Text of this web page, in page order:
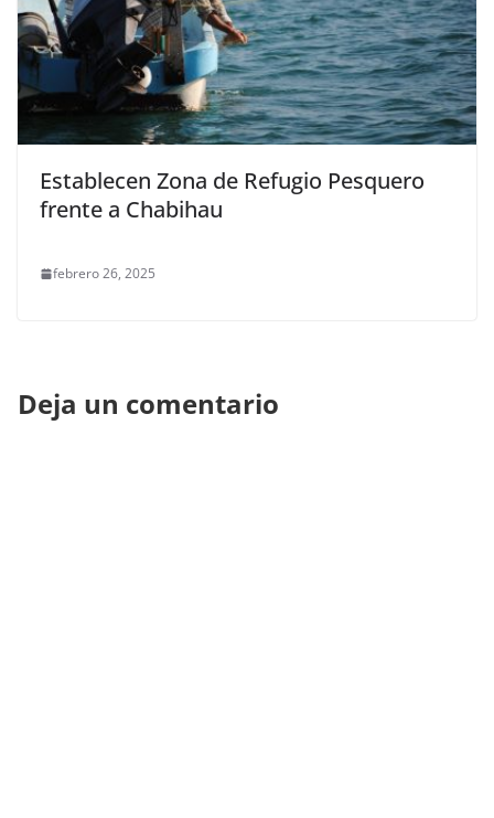
Establecen Zona de Refugio Pesquero
frente a Chabihau
febrero 26, 2025
Deja un comentario